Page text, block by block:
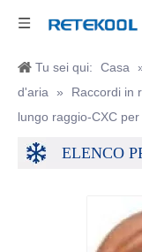
Tu sei qui: Casa
d'aria
» Raccordi in
lungo raggio-CXC
ELENCO